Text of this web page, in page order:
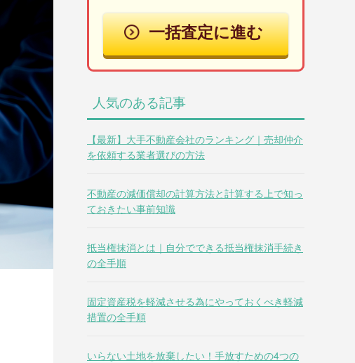
一括査定に進む
人気のある記事
【最新】大手不動産会社のランキング｜売却仲介
を依頼する業者選びの方法
不動産の減価償却の計算方法と計算する上で知っ
ておきたい事前知識
抵当権抹消とは｜自分でできる抵当権抹消手続き
の全手順
固定資産税を軽減させる為にやっておくべき軽減
措置の全手順
いらない土地を放棄したい！手放すための4つの